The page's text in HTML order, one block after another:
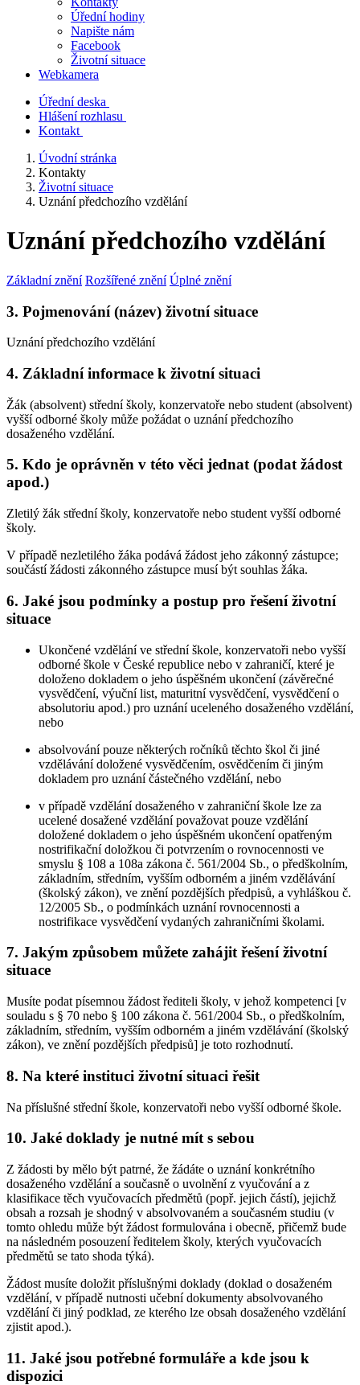
Úřední hodiny
Napište nám
Facebook
Životní situace
Webkamera
Úřední deska
Hlášení rozhlasu
Kontakt
Úvodní stránka
Kontakty
Životní situace
Uznání předchozího vzdělání
Uznání předchozího vzdělání
Základní znění Rozšířené znění Úplné znění
3. Pojmenování (název) životní situace
Uznání předchozího vzdělání
4. Základní informace k životní situaci
Žák (absolvent) střední školy, konzervatoře nebo student (absolvent)
vyšší odborné školy může požádat o uznání předchozího
dosaženého vzdělání.
5. Kdo je oprávněn v této věci jednat (podat žádost
apod.)
Zletilý žák střední školy, konzervatoře nebo student vyšší odborné
školy.
V případě nezletilého žáka podává žádost jeho zákonný zástupce;
součástí žádosti zákonného zástupce musí být souhlas žáka.
6. Jaké jsou podmínky a postup pro řešení životní
situace
Ukončené vzdělání ve střední škole, konzervatoři nebo vyšší
odborné škole v České republice nebo v zahraničí, které je
doloženo dokladem o jeho úspěšném ukončení (závěrečné
vysvědčení, výuční list, maturitní vysvědčení, vysvědčení o
absolutoriu apod.) pro uznání uceleného dosaženého vzdělání,
nebo
absolvování pouze některých ročníků těchto škol či jiné
vzdělávání doložené vysvědčením, osvědčením či jiným
dokladem pro uznání částečného vzdělání, nebo
v případě vzdělání dosaženého v zahraniční škole lze za
ucelené dosažené vzdělání považovat pouze vzdělání
doložené dokladem o jeho úspěšném ukončení opatřeným
nostrifikační doložkou či potvrzením o rovnocennosti ve
smyslu § 108 a 108a zákona č. 561/2004 Sb., o předškolním,
základním, středním, vyšším odborném a jiném vzdělávání
(školský zákon), ve znění pozdějších předpisů, a vyhláškou č.
12/2005 Sb., o podmínkách uznání rovnocennosti a
nostrifikace vysvědčení vydaných zahraničními školami.
7. Jakým způsobem můžete zahájit řešení životní
situace
Musíte podat písemnou žádost řediteli školy, v jehož kompetenci [v
souladu s § 70 nebo § 100 zákona č. 561/2004 Sb., o předškolním,
základním, středním, vyšším odborném a jiném vzdělávání (školský
zákon), ve znění pozdějších předpisů] je toto rozhodnutí.
8. Na které instituci životní situaci řešit
Na příslušné střední škole, konzervatoři nebo vyšší odborné škole.
10. Jaké doklady je nutné mít s sebou
Z žádosti by mělo být patrné, že žádáte o uznání konkrétního
dosaženého vzdělání a současně o uvolnění z vyučování a z
klasifikace těch vyučovacích předmětů (popř. jejich částí), jejichž
obsah a rozsah je shodný v absolvovaném a současném studiu (v
tomto ohledu může být žádost formulována i obecně, přičemž bude
na následném posouzení ředitelem školy, kterých vyučovacích
předmětů se tato shoda týká).
Žádost musíte doložit příslušnými doklady (doklad o dosaženém
vzdělání, v případě nutnosti učební dokumenty absolvovaného
vzdělání či jiný podklad, ze kterého lze obsah dosaženého vzdělání
zjistit apod.).
11. Jaké jsou potřebné formuláře a kde jsou k
dispozici